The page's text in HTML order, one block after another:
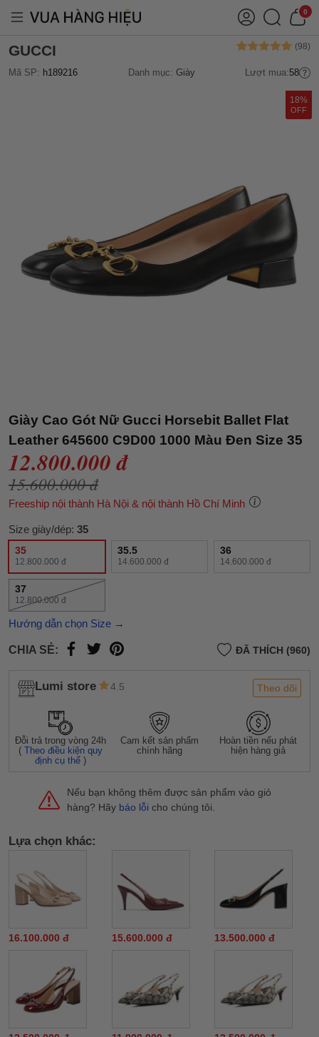
0
GUCCI
Mã SP: h189216 Danh mục: Giày Lượt mua:58
18%
OFF
Giày Cao Gót Nữ Gucci Horsebit Ballet Flat
Leather 645600 C9D00 1000 Màu Đen Size 35
12.800.000 đ
15.600.000 đ
Freeship nội thành Hà Nội & nội thành Hồ Chí Minh
Size giày/dép: 35
35
12.800.000 đ
35.5
14.600.000 đ
36
14.600.000 đ
37
12.800.000 đ
Hướng dẫn chọn Size →
CHIA SẺ: ĐÃ THÍCH (960)
Lumi store 4.5 Theo dõi
Đỗi trả trong vòng 24h
(Theo điều kiện quy
định cụ thể )
Cam kết sản phẩm
chính hãng
Hoàn tiền nếu phát
hiện hàng giả
Nếu bạn không thêm được sản phẩm vào giỏ
hàng? Hãy báo lỗi cho chúng tôi.
Lựa chọn khác:
16.100.000 đ 15.600.000 đ 13.500.000 đ